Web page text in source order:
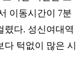
이동시간이 7분
렸다. 성신여대역
턱없이 많은 시